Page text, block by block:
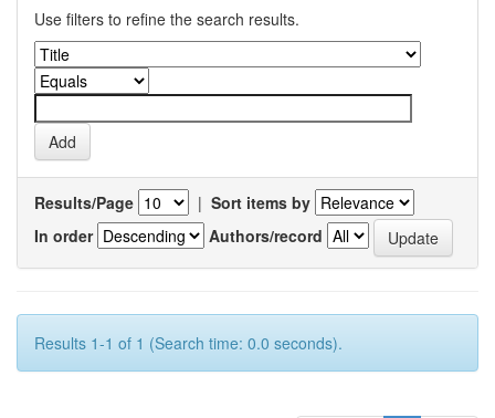
Use filters to refine the search results.
Results/Page | Sort items by
In order
Authors/record
Results 1-1 of 1 (Search time: 0.0 seconds).